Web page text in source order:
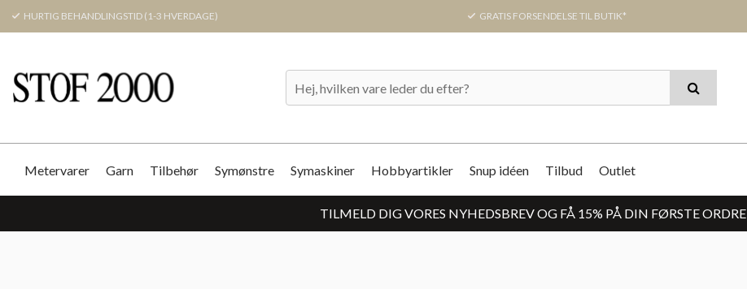
HURTIG BEHANDLINGSTID (1-3 HVERDAGE) GRATIS FORSENDELSE TIL BUTIK*
Metervarer Garn Tilbehør Symønstre Symaskiner Hobbyartikler Snup idéen Tilbud Outlet
TILMELD DIG VORES NYHEDSBREV OG FÅ 15% PÅ DIN FØRSTE ORDRE